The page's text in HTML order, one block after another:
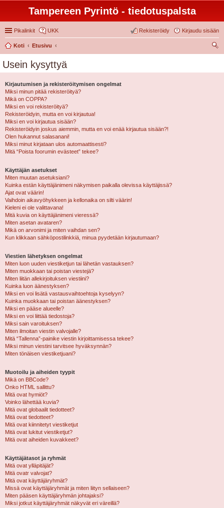
Tampereen Pyrintö - tiedotuspalsta
Pikalinkit UKK Kirjaudu sisään
Rekisteröidy
Koti
Etusivu
Usein kysyttyä
Kirjautumisen ja rekisteröitymisen ongelmat
Miksi minun pitää rekisteröityä?
Mikä on COPPA?
Miksi en voi rekisteröityä?
Rekisteröidyin, mutta en voi kirjautua!
Miksi en voi kirjautua sisään?
Rekisteröidyin joskus aiemmin, mutta en voi enää kirjautua sisään?!
Olen hukannut salasanani!
Miksi minut kirjataan ulos automaattisesti?
Mitä “Poista foorumin evästeet” tekee?
Käyttäjän asetukset
Miten muutan asetuksiani?
Kuinka estän käyttäjänimeni näkymisen paikalla olevissa käyttäjissä?
Ajat ovat väärin!
Vaihdoin aikavyöhykkeen ja kellonaika on silti väärin!
Kieleni ei ole valittavana!
Mitä kuvia on käyttäjänimeni vieressä?
Miten asetan avataren?
Mikä on arvonimi ja miten vaihdan sen?
Kun klikkaan sähköpostilinkkiä, minua pyydetään kirjautumaan?
Viestien lähetyksen ongelmat
Miten luon uuden viestiketjun tai lähetän vastauksen?
Miten muokkaan tai poistan viestejä?
Miten liitän allekirjoituksen viestiini?
Kuinka luon äänestyksen?
Miksi en voi lisätä vastausvaihtoehtoja kyselyyn?
Kuinka muokkaan tai poistan äänestyksen?
Miksi en pääse alueelle?
Miksi en voi liittää tiedostoja?
Miksi sain varoituksen?
Miten ilmoitan viestin valvojalle?
Mitä “Tallenna”-painike viestin kirjoittamisessa tekee?
Miksi minun viestini tarvitsee hyväksynnän?
Miten tönäisen viestiketjuani?
Muotoilu ja aiheiden tyypit
Mikä on BBCode?
Onko HTML sallittu?
Mitä ovat hymiöt?
Voinko lähettää kuvia?
Mitä ovat globaalit tiedotteet?
Mitä ovat tiedotteet?
Mitä ovat kiinnitetyt viestiketjut
Mitä ovat lukitut viestiketjut?
Mitä ovat aiheiden kuvakkeet?
Käyttäjätasot ja ryhmät
Mitä ovat ylläpitäjät?
Mitä ovatr valvojat?
Mitä ovat käyttäjäryhmät?
Missä ovat käyttäjäryhmät ja miten liityn sellaiseen?
Miten pääsen käyttäjäryhmän johtajaksi?
Miksi jotkut käyttäjäryhmät näkyvät eri väreillä?